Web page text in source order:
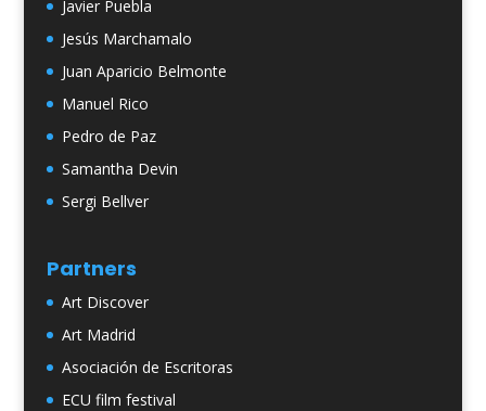
Javier Puebla
Jesús Marchamalo
Juan Aparicio Belmonte
Manuel Rico
Pedro de Paz
Samantha Devin
Sergi Bellver
Partners
Art Discover
Art Madrid
Asociación de Escritoras
ECU film festival